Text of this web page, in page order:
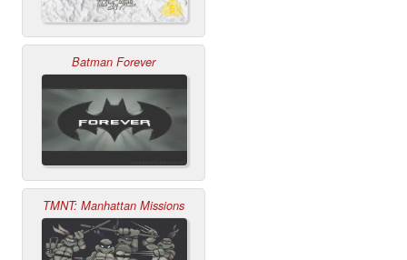
Batman Forever
TMNT: Manhattan Missions